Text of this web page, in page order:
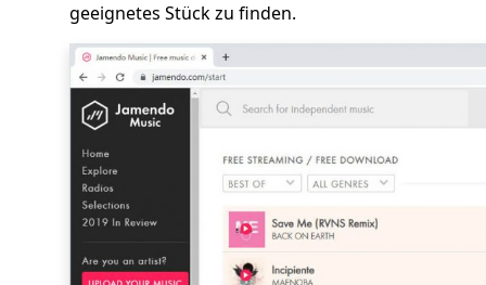
geeignetes Stück zu finden.